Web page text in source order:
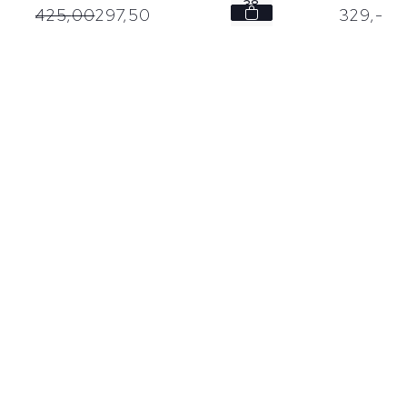
425,00297,50 38 329,-